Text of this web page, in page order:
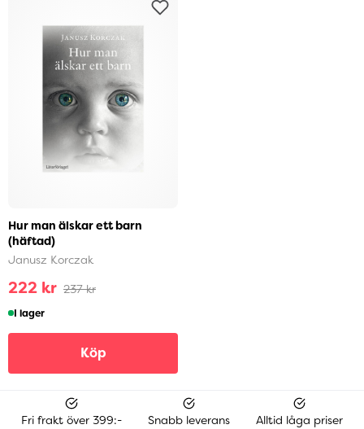
Hur man älskar ett barn
(häftad)
Janusz Korczak
222 kr 237 kr
I lager
Köp
Fri frakt över 399:- Snabb leverans Alltid låga priser